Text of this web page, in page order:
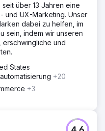
seit über 13 Jahren eine
und UX-Marketing. Unser
dabei zu helfen, im
sein, indem wir unseren
erschwingliche und
States
+20
+3